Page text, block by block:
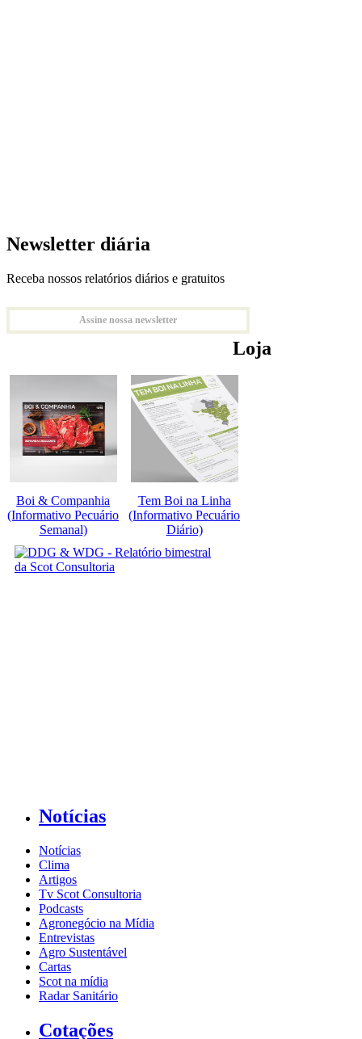
Newsletter diária
Receba nossos relatórios diários e gratuitos
Assine nossa newsletter
Loja
Boi & Companhia
(Informativo Pecuário
Semanal)
Tem Boi na Linha
(Informativo Pecuário
Diário)
Notícias
Notícias
Clima
Artigos
Tv Scot Consultoria
Podcasts
Agronegócio na Mídia
Entrevistas
Agro Sustentável
Cartas
Scot na mídia
Radar Sanitário
Cotações